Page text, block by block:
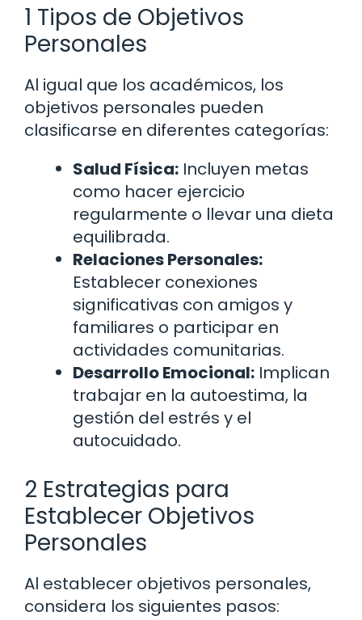
1 Tipos de Objetivos
Personales
Al igual que los académicos, los
objetivos personales pueden
clasificarse en diferentes categorías:
Salud Física: Incluyen metas
como hacer ejercicio
regularmente o llevar una dieta
equilibrada.
Relaciones Personales:
Establecer conexiones
significativas con amigos y
familiares o participar en
actividades comunitarias.
Desarrollo Emocional: Implican
trabajar en la autoestima, la
gestión del estrés y el
autocuidado.
2 Estrategias para
Establecer Objetivos
Personales
Al establecer objetivos personales,
considera los siguientes pasos: